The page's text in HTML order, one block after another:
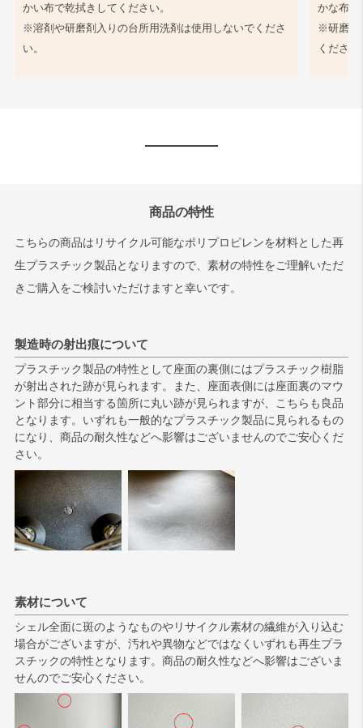
かい布で乾拭きしてください。
※溶剤や研磨剤入りの台所用洗剤は使用しないでくださ
い。
かな布で
※研磨剤
ください
商品の特性
こちらの商品はリサイクル可能なポリプロピレンを材料とした再
生プラスチック製品となりますので、素材の特性をご理解いただ
きご購入をご検討いただけますと幸いです。
製造時の射出痕について
プラスチック製品の特性として座面の裏側にはプラスチック樹脂
が射出された跡が見られます。また、座面表側には座面裏のマウ
ント部分に相当する箇所に丸い跡が見られますが、こちらも良品
となります。いずれも一般的なプラスチック製品に見られるもの
になり、商品の耐久性などへ影響はございませんのでご安心くだ
さい。
素材について
シェル全面に斑のようなものやリサイクル素材の繊維が入り込む
場合がございますが、汚れや異物などではなくいずれも再生プラ
スチックの特性となります。商品の耐久性などへ影響はございま
せんのでご安心ください。